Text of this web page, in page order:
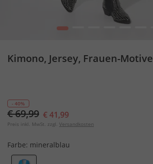
1
Kimono, Jersey, Frauen-Motive
- 40%
€ 69,99 € 41,99
Preis inkl. MwSt. zzgl. Versandkosten
Farbe: mineralblau